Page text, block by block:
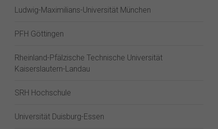
Ludwig-Maximilians-Universität München
PFH Göttingen
Rheinland-Pfälzische Technische Universität
Kaiserslautern-Landau
SRH Hochschule
Universität Duisburg-Essen